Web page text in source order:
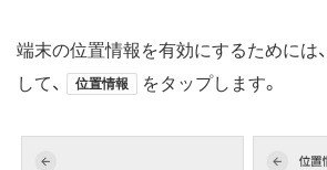
端末の位置情報を有効にするためには、
して、
位置情報 をタップします。